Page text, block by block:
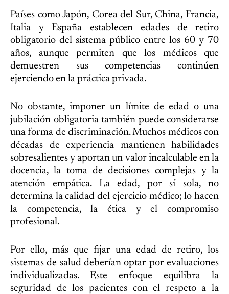
Países como Japón, Corea del Sur, China, Francia,
Italia y España establecen edades de retiro
obligatorio del sistema público entre los 60 y 70
años, aunque permiten que los médicos que
demuestren sus competencias continúen
ejerciendo en la práctica privada.
No obstante, imponer un límite de edad o una
jubilación obligatoria también puede considerarse
una forma de discriminación. Muchos médicos con
décadas de experiencia mantienen habilidades
sobresalientes y aportan un valor incalculable en la
docencia, la toma de decisiones complejas y la
atención empática. La edad, por sí sola, no
determina la calidad del ejercicio médico; lo hacen
la competencia, la ética y el compromiso
profesional.
Por ello, más que fijar una edad de retiro, los
sistemas de salud deberían optar por evaluaciones
individualizadas. Este enfoque equilibra la
seguridad de los pacientes con el respeto a la